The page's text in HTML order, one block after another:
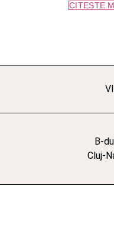
CITEȘTE
B-
Cluj-